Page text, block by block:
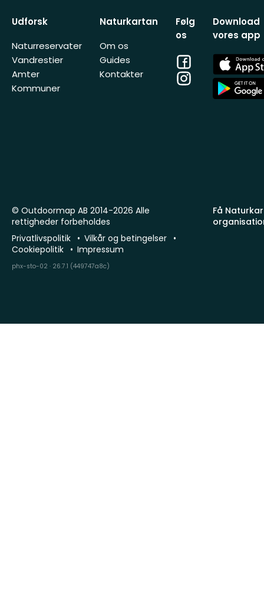
Udforsk
Naturreservater
Vandrestier
Amter
Kommuner
Naturkartan
Om os
Guides
Kontakter
Følg
os
Facebook
Instagram
Download
vores app
App
Store
App
Store
Få
© Outdoormap AB 2014-2026 Alle
rettigheder forbeholdes
Privatlivspolitik
Vilkår og betingelser
Cookiepolitik
Impressum
phx-sto-02 · 26.7.1 (449747a8c)